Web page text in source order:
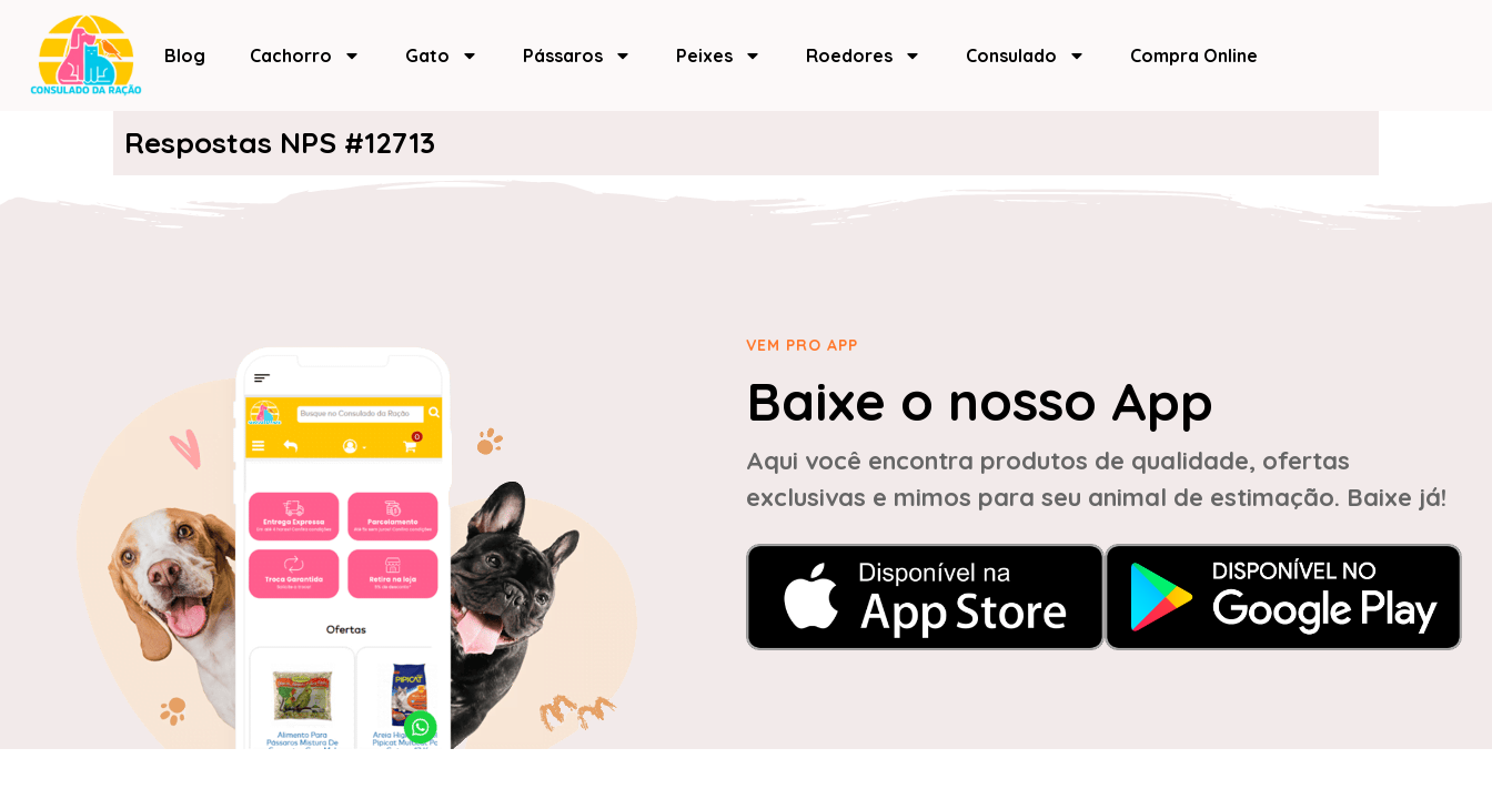
Blog Cachorro Gato Pássaros Peixes Roedores Consulado Compra Online
Respostas NPS #12713
VEM PRO APP
Baixe o nosso App
Aqui você encontra produtos de qualidade, ofertas
exclusivas e mimos para seu animal de estimação. Baixe já!